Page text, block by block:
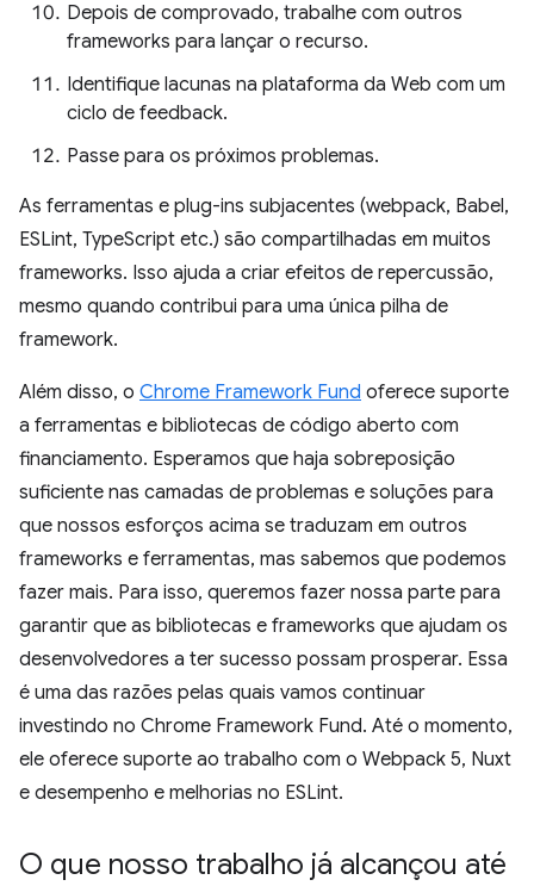
Depois de comprovado, trabalhe com outros
frameworks para lançar o recurso.
Identifique lacunas na plataforma da Web com um
ciclo de feedback.
Passe para os próximos problemas.
As ferramentas e plug-ins subjacentes (webpack, Babel,
ESLint, TypeScript etc.) são compartilhadas em muitos
frameworks. Isso ajuda a criar efeitos de repercussão,
mesmo quando contribui para uma única pilha de
framework.
Além disso, o Chrome Framework Fund oferece suporte
a ferramentas e bibliotecas de código aberto com
financiamento. Esperamos que haja sobreposição
suficiente nas camadas de problemas e soluções para
que nossos esforços acima se traduzam em outros
frameworks e ferramentas, mas sabemos que podemos
fazer mais. Para isso, queremos fazer nossa parte para
garantir que as bibliotecas e frameworks que ajudam os
desenvolvedores a ter sucesso possam prosperar. Essa
é uma das razões pelas quais vamos continuar
investindo no Chrome Framework Fund. Até o momento,
ele oferece suporte ao trabalho com o Webpack 5, Nuxt
e desempenho e melhorias no ESLint.
O que nosso trabalho já alcançou até